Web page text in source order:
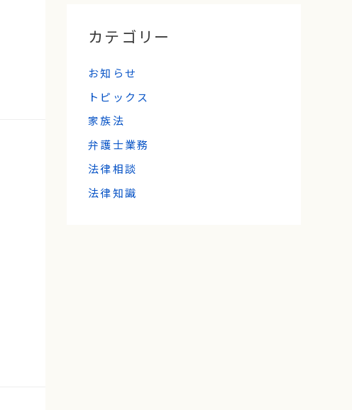
カテゴリー
お知らせ
トピックス
家族法
弁護士業務
法律相談
法律知識